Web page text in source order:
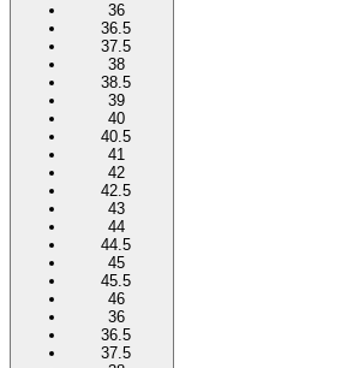
36
36.5
37.5
38
38.5
39
40
40.5
41
42
42.5
43
44
44.5
45
45.5
46
36
36.5
37.5